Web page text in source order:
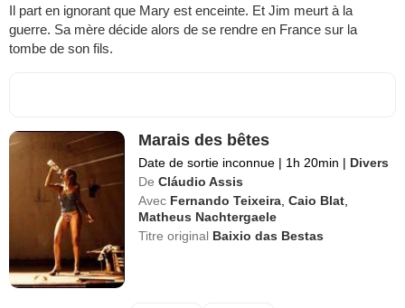
Il part en ignorant que Mary est enceinte. Et Jim meurt à la
guerre. Sa mère décide alors de se rendre en France sur la
tombe de son fils.
Marais des bêtes
Date de sortie inconnue | 1h 20min | Divers
De Cláudio Assis
Avec Fernando Teixeira ,Caio Blat
Matheus Nachtergaele
Titre original Baixio das Bestas